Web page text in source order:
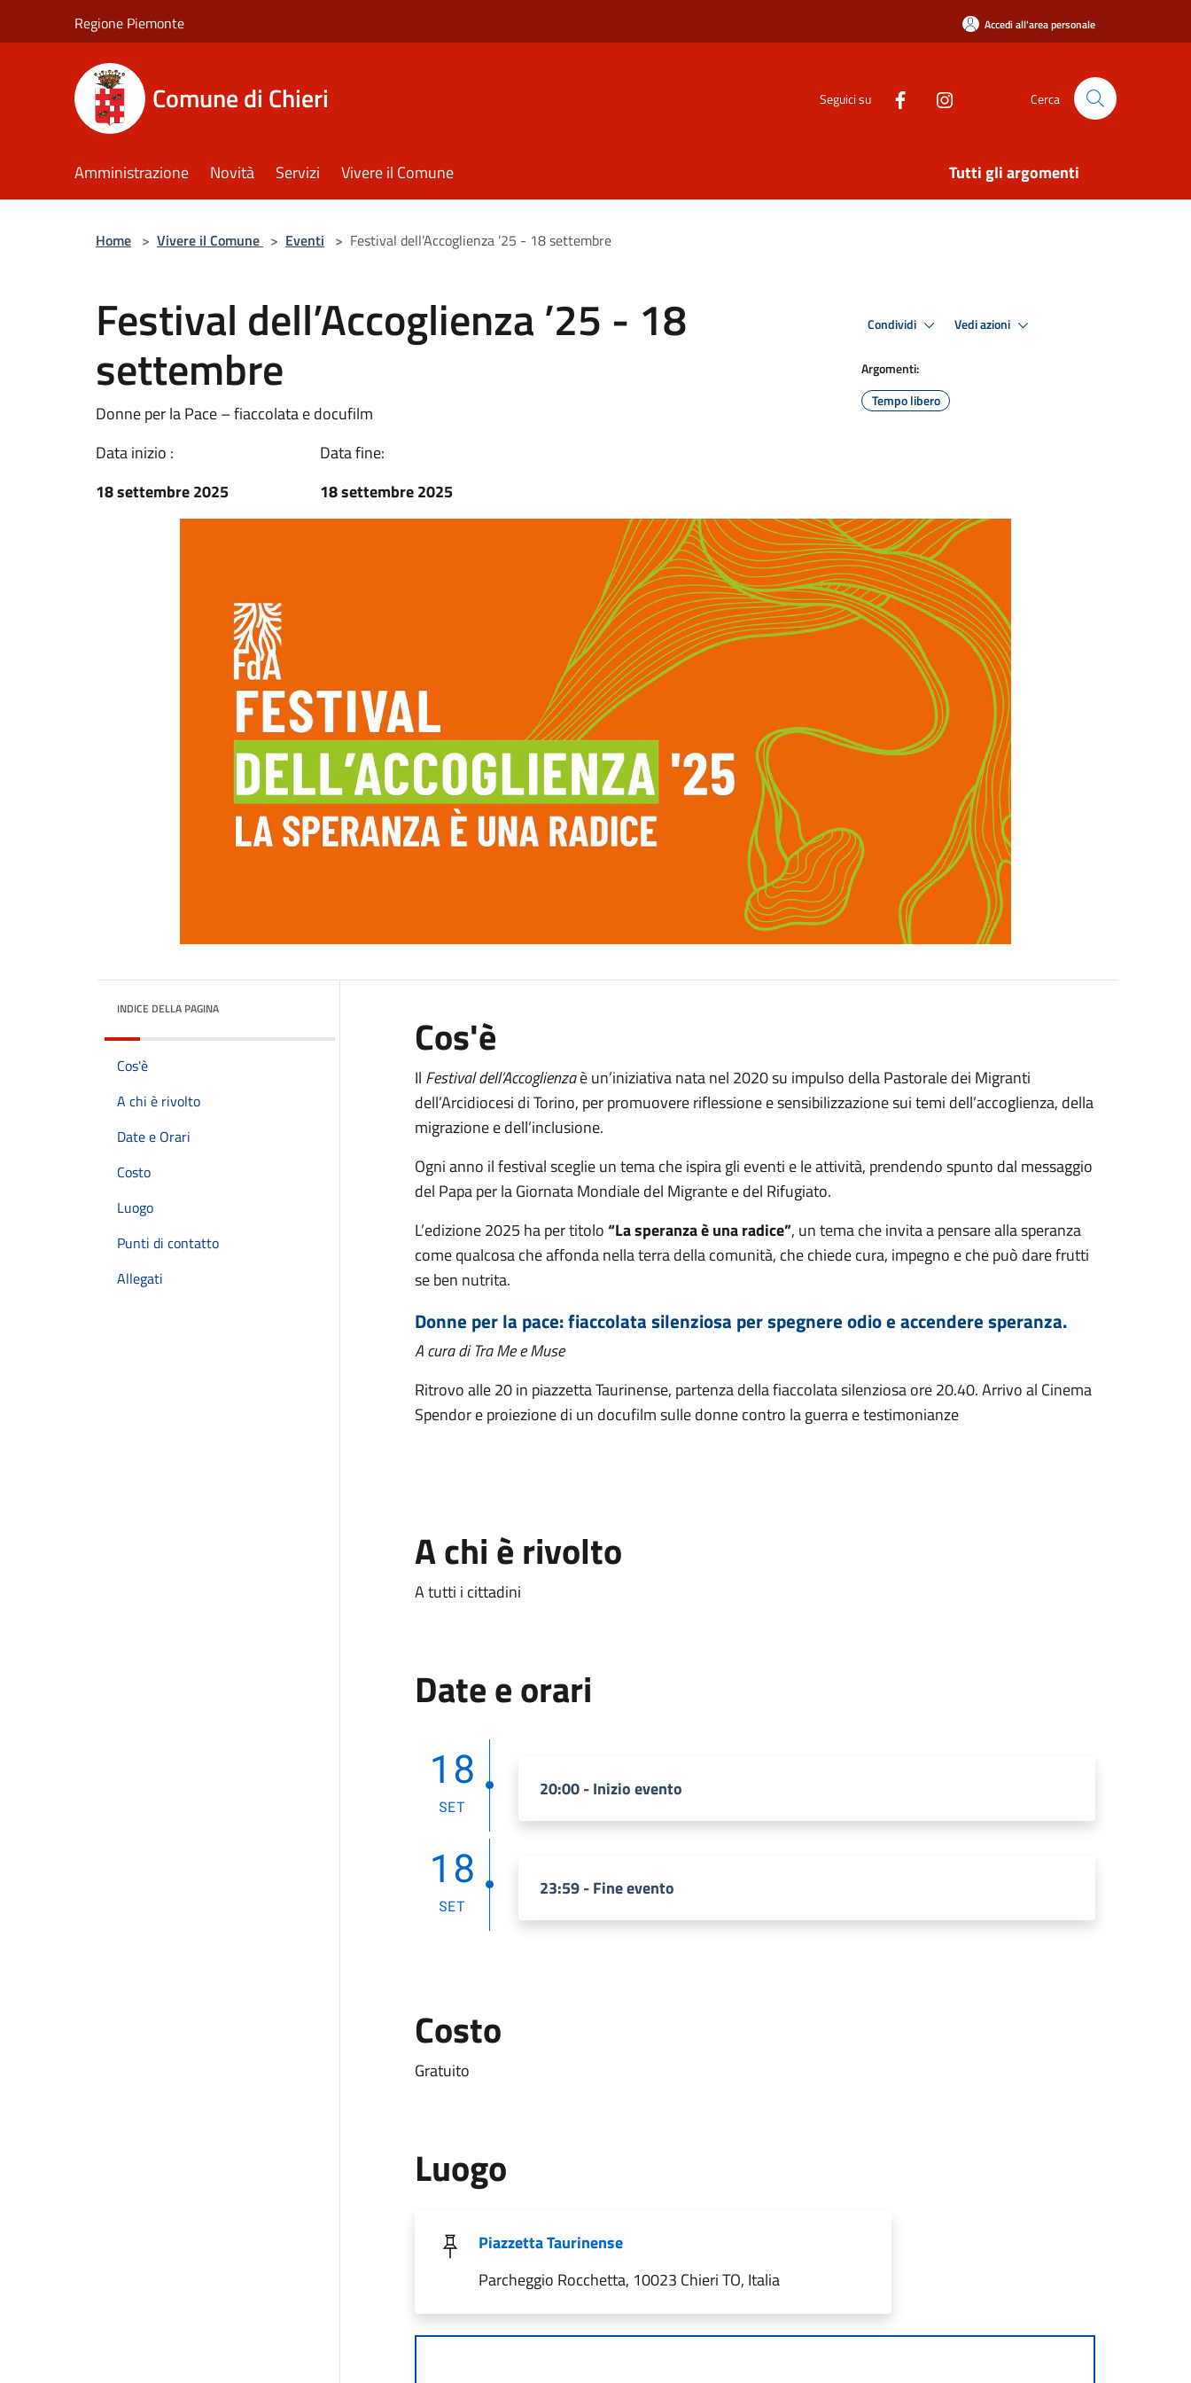
Regione Piemonte Accedi all'area personale
Comune di Chieri Seguici su Cerca
Amministrazione Novità Servizi Vivere il Comune Tutti gli argomenti
Home > Vivere il Comune > Eventi > Festival dell’Accoglienza ’25 - 18 settembre
Festival dell’Accoglienza ’25 - 18
settembre
Donne per la Pace – fiaccolata e docufilm
Data inizio :
18 settembre 2025
Data fine:
18 settembre 2025
Condividi Vedi azioni
Argomenti:
Tempo libero
INDICE DELLA PAGINA
Cos'è
A chi è rivolto
Date e Orari
Costo
Luogo
Punti di contatto
Allegati
Cos'è
Il Festival dell’Accoglienzaè un’iniziativa nata nel 2020 su impulso della Pastorale dei Migranti
dell’Arcidiocesi di Torino, per promuovere riflessione e sensibilizzazione sui temi dell’accoglienza, della
migrazione e dell’inclusione.
Ogni anno il festival sceglie un tema che ispira gli eventi e le attività, prendendo spunto dal messaggio
del Papa per la Giornata Mondiale del Migrante e del Rifugiato.
L’edizione 2025 ha per titolo“La speranza è una radice”, un tema che invita a pensare alla speranza
come qualcosa che affonda nella terra della comunità, che chiede cura, impegno e che può dare frutti
se ben nutrita.
Donne per la pace: fiaccolata silenziosa per spegnere odio e accendere speranza.
A cura di Tra Me e Muse
Ritrovo alle 20 in piazzetta Taurinense, partenza della fiaccolata silenziosa ore 20.40. Arrivo al Cinema
Spendor e proiezione di un docufilm sulle donne contro la guerra e testimonianze
A chi è rivolto
A tutti i cittadini
Date e orari
18
SET
20:00 - Inizio evento
18
SET
23:59 - Fine evento
Costo
Gratuito
Luogo
Piazzetta Taurinense
Parcheggio Rocchetta, 10023 Chieri TO, Italia